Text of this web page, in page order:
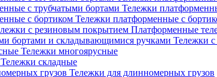
Тележки
Тележки платформенные с
Платформенные
Тележки
Тележки многоярусные
Тележки складные
Тележки для длинномерных грузов